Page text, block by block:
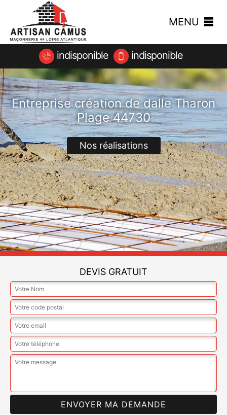
MENU
indisponible indisponible
Entreprise création de dalle Tharon
Plage 44730
Nos réalisations
DEVIS GRATUIT